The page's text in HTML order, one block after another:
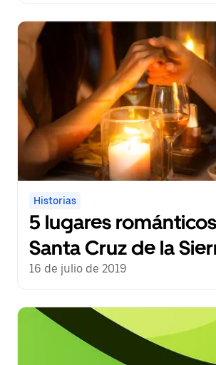
Historias
5 lugares
Santa Cruz de la
disfrutar en pareja en
16 de julio de 2019